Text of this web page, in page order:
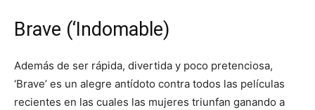
Brave (‘Indomable)
Además de ser rápida, divertida y poco pretenciosa,
‘Brave’ es un alegre antídoto contra todos las películas
recientes en las cuales las mujeres triunfan ganando a